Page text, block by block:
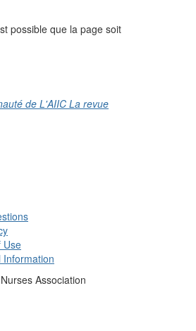
possible que la page soit
de L'AIICLa revue
Use
Information
Association